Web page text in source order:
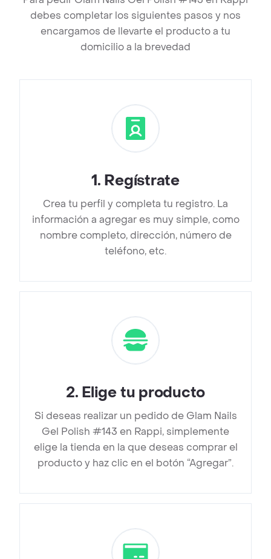
debes completar los siguientes pasos y nos
encargamos de llevarte el producto a tu
domicilio a la brevedad
1. Regístrate
Crea tu perfil y completa tu registro. La
información a agregar es muy simple, como
nombre completo, dirección, número de
teléfono, etc.
2. Elige tu producto
Si deseas realizar un pedido de Glam Nails
Gel Polish #143 en Rappi, simplemente
elige la tienda en la que deseas comprar el
producto y haz clic en el botón “Agregar”.